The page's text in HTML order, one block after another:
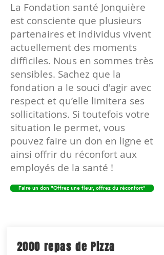
La Fondation santé Jonquière
est consciente que plusieurs
partenaires et individus vivent
actuellement des moments
difficiles. Nous en sommes très
sensibles. Sachez que la
fondation a le souci d'agir avec
respect et qu’elle limitera ses
sollicitations. Si toutefois votre
situation le permet, vous
pouvez faire un don en ligne et
ainsi offrir du réconfort aux
employés de la santé !
Faire un don "Offrez une fleur, offrez du réconfort"
2000 repas de Pizza